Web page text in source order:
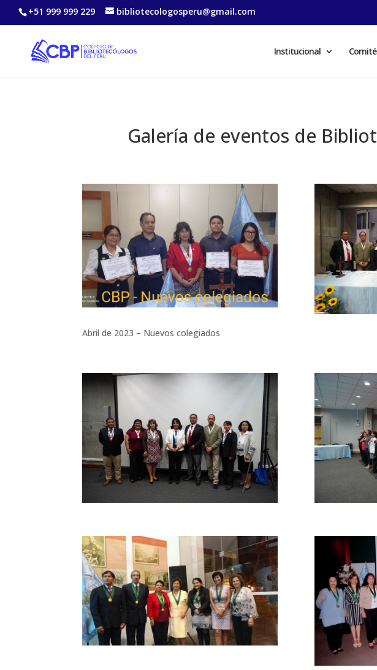
+51 999 999 229 bibliotecologosperu@gmail.com
Institucional
Galería de eventos de
Abril de 2023 – Nuevos colegiados